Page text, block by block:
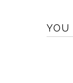
YOU